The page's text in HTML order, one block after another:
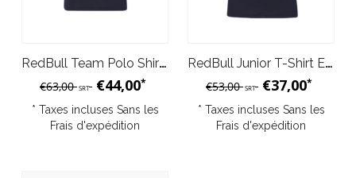
RedBull Team Polo Shirt 2024 Night Sky Enfant
€63,00SRT €44,00*
* Taxes incluses Sans les
Frais d'expédition
RedBull Junior T-Shirt Enfants Team Set Up Bleu Night Sky 2024
€53,00SRT €37,00*
* Taxes incluses Sans les
Frais d'expédition